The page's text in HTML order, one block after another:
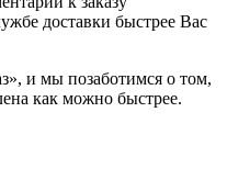
доставки быстрее Вас
и мы позаботимся о том,
как можно быстрее.